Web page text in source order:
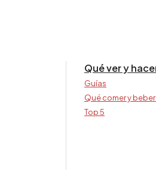
Qué ver y
Guías
Qué comer y
Top 5